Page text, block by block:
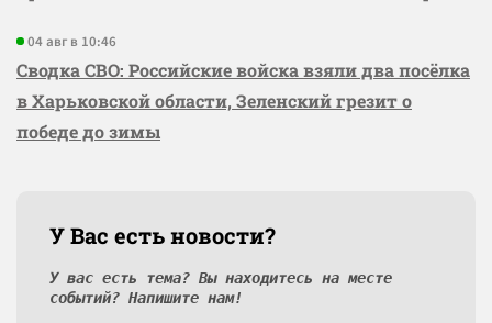
04 авг в 10:46
Сводка СВО: Российские войска взяли два посёлка
в Харьковской области, Зеленский грезит о
победе до зимы
У Вас есть новости?
У вас есть тема? Вы находитесь на месте
событий? Напишите нам!